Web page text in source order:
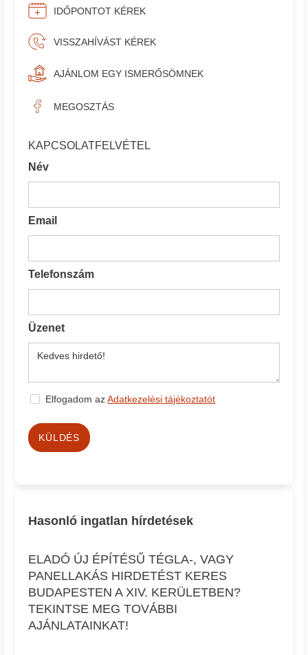
IDŐPONTOT KÉREK
VISSZAHÍVÁST KÉREK
AJÁNLOM EGY ISMERŐSÖMNEK
MEGOSZTÁS
KAPCSOLATFELVÉTEL
Név
Email
Telefonszám
Üzenet
Elfogadom azAdatkezelési tájékoztatót
KÜLDÉS
Hasonló ingatlan hírdetések
ELADÓ ÚJ ÉPÍTÉSŰ TÉGLA-, VAGY
PANELLAKÁS HIRDETÉST KERES
BUDAPESTEN A XIV. KERÜLETBEN?
TEKINTSE MEG TOVÁBBI
AJÁNLATAINKAT!